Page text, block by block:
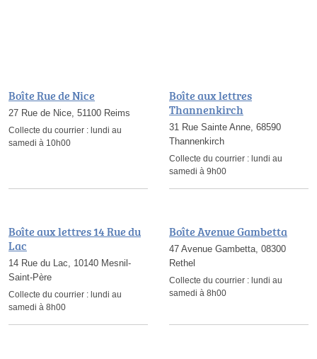
Boîte Rue de Nice
27 Rue de Nice, 51100 Reims
Collecte du courrier : lundi au
samedi à 10h00
Boîte aux lettres
Thannenkirch
31 Rue Sainte Anne, 68590
Thannenkirch
Collecte du courrier : lundi au
samedi à 9h00
Boîte aux lettres 14 Rue du
Lac
14 Rue du Lac, 10140 Mesnil-
Saint-Père
Collecte du courrier : lundi au
samedi à 8h00
Boîte Avenue Gambetta
47 Avenue Gambetta, 08300
Rethel
Collecte du courrier : lundi au
samedi à 8h00